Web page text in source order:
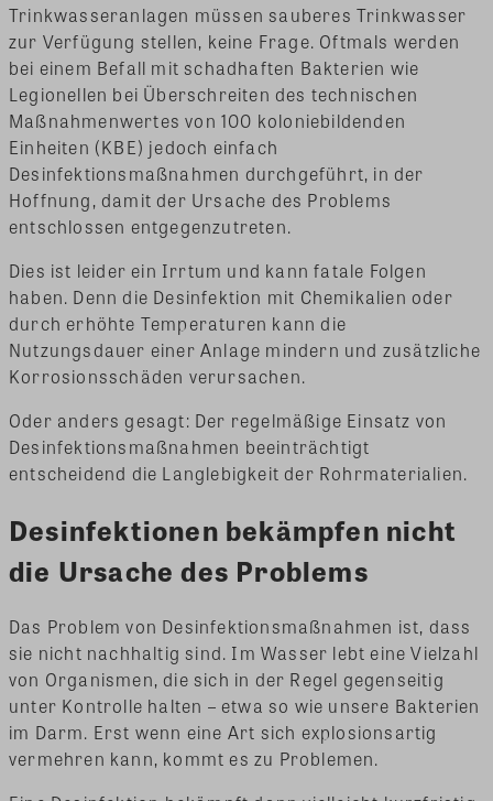
Trinkwasseranlagen müssen sauberes Trinkwasser
zur Verfügung stellen, keine Frage. Oftmals werden
bei einem Befall mit schadhaften Bakterien wie
Legionellen bei Überschreiten des technischen
Maßnahmenwertes von 100 koloniebildenden
Einheiten (KBE) jedoch einfach
Desinfektionsmaßnahmen durchgeführt, in der
Hoffnung, damit der Ursache des Problems
entschlossen entgegenzutreten.
Dies ist leider ein Irrtum und kann fatale Folgen
haben. Denn die Desinfektion mit Chemikalien oder
durch erhöhte Temperaturen kann die
Nutzungsdauer einer Anlage mindern und zusätzliche
Korrosionsschäden verursachen.
Oder anders gesagt: Der regelmäßige Einsatz von
Desinfektionsmaßnahmen beeinträchtigt
entscheidend die Langlebigkeit der Rohrmaterialien.
Desinfektionen bekämpfen nicht
die Ursache des Problems
Das Problem von Desinfektionsmaßnahmen ist, dass
sie nicht nachhaltig sind. Im Wasser lebt eine Vielzahl
von Organismen, die sich in der Regel gegenseitig
unter Kontrolle halten – etwa so wie unsere Bakterien
im Darm. Erst wenn eine Art sich explosionsartig
vermehren kann, kommt es zu Problemen.